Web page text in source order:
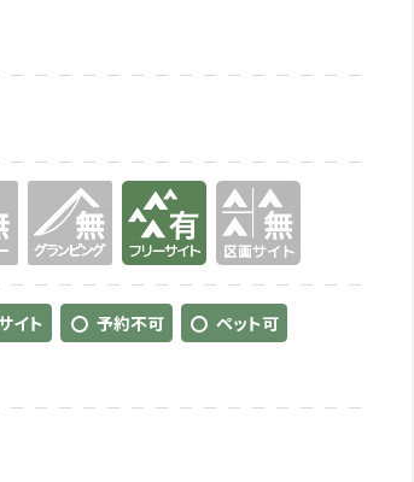
有り 無
イト 予約不可
ペット可